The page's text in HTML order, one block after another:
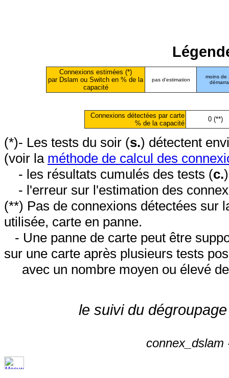
Connexions estimées (*)
par Dslam ou Switch en % de la
capacité
pas d'estimation
moins de
Connexions détectées par carte
% de la capacité
0 (**)
(*)- Les tests du soir (s.) détectent
(voir la méthode de calcul des
- les résultats cumulés des tests (c.
- l'erreur sur l'estimation des
(**) Pas de connexions détectées sur
utilisée, carte en panne.
- Une panne de carte peut être
sur une carte après plusieurs tests
avec un nombre moyen ou élevé
le suivi du
connex_dslam